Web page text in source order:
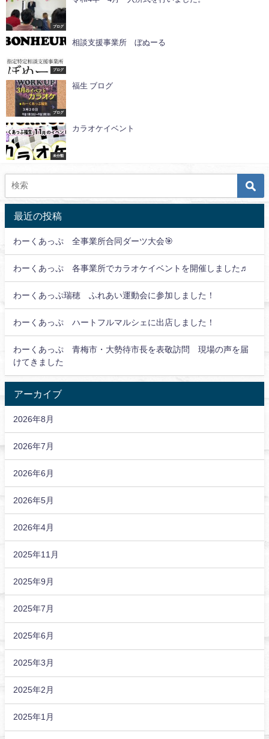
ブログ
ブログ
相談支援事業所 ぼぬーる
ブログ
福生 ブログ
未分類
カラオケイベント
最近の投稿
わーくあっぷ 全事業所合同ダーツ大会🎯
わーくあっぷ 各事業所でカラオケイベントを開催しました♬
わーくあっぷ瑞穂 ふれあい運動会に参加しました！
わーくあっぷ ハートフルマルシェに出店しました！
わーくあっぷ 青梅市・大勢待市長を表敬訪問 現場の声を届
けてきました
アーカイブ
2026年8月
2026年7月
2026年6月
2026年5月
2026年4月
2025年11月
2025年9月
2025年7月
2025年6月
2025年3月
2025年2月
2025年1月